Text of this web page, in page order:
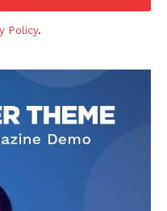
Policy.